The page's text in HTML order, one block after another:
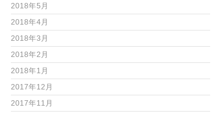
2018年5月
2018年4月
2018年3月
2018年2月
2018年1月
2017年12月
2017年11月